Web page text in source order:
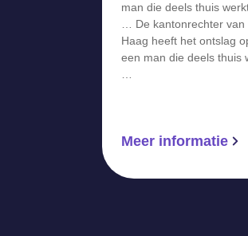
man die deels thuis
… De kantonrechter van
Haag heeft het ontslag
een man die deels thuis
…
Meer informatie